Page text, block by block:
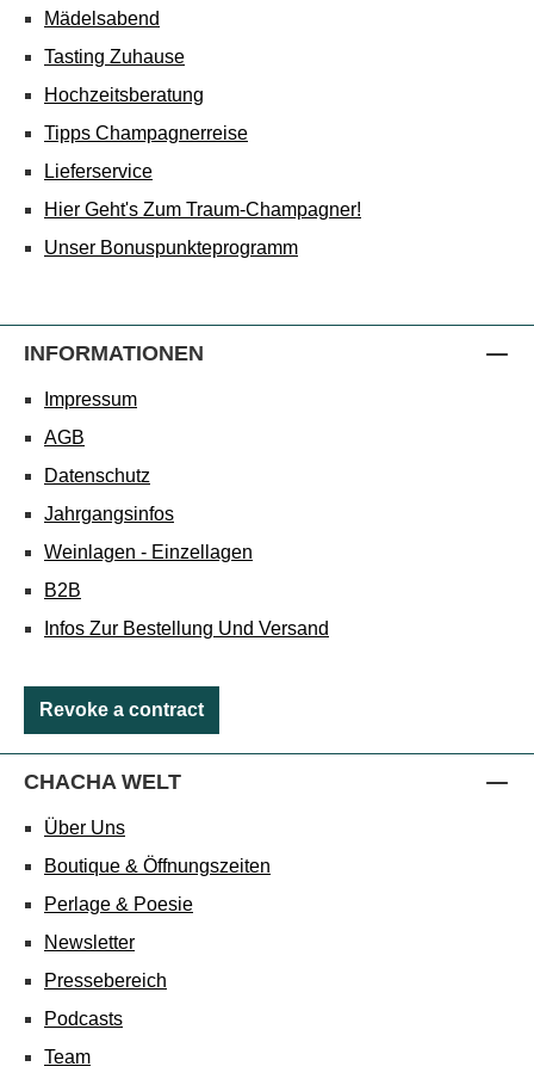
Mädelsabend
Tasting Zuhause
Hochzeitsberatung
Tipps Champagnerreise
Lieferservice
Hier Geht's Zum Traum-Champagner!
Unser Bonuspunkteprogramm
INFORMATIONEN
Impressum
AGB
Datenschutz
Jahrgangsinfos
Weinlagen - Einzellagen
B2B
Infos Zur Bestellung Und Versand
Revoke a contract
CHACHA WELT
Über Uns
Boutique & Öffnungszeiten
Perlage & Poesie
Newsletter
Pressebereich
Podcasts
Team